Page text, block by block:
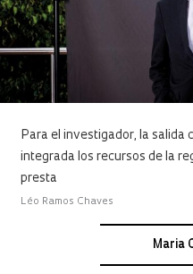
Para el investigador, la salida
integrada los recursos de la
presta
Léo Ramos Chaves
Maria